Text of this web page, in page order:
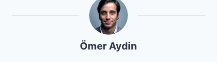
Ömer Aydin